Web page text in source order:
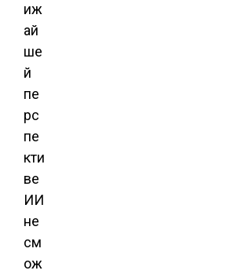
иж
ай
ше
й
пе
рс
пе
кти
ве
ИИ
не
см
ож